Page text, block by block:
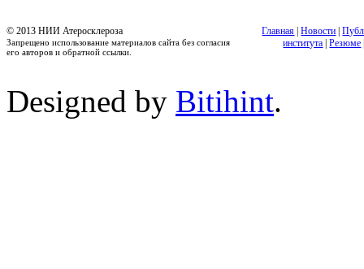
© 2013 НИИ Атеросклероза
Запрещено использование материалов сайта без согласия
его авторов и обратной ссылки.
Главная |Новости |
института |Резюме
Designed by Bitihint.